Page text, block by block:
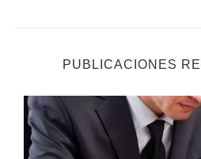
PUBLICACIONES